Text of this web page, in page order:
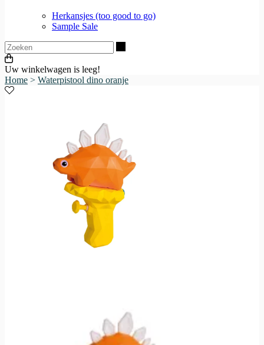
Herkansjes (too good to go)
Sample Sale
Uw winkelwagen is leeg!
Home > Waterpistool dino oranje